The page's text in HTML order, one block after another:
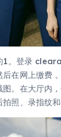
。登录
后在网上缴费
。在大厅内
照、录指纹和